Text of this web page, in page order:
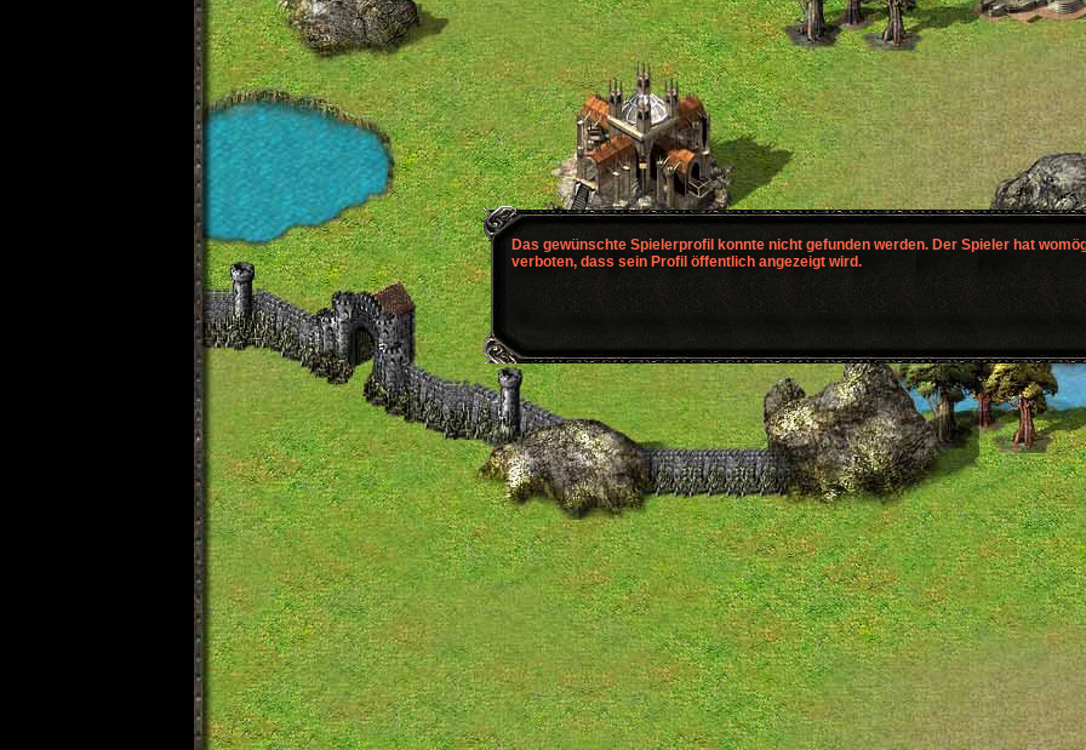
Das gewünschte Spielerprofil konnte nicht gefunden werden. Der Spieler hat
verboten, dass sein Profil öffentlich angezeigt wird.